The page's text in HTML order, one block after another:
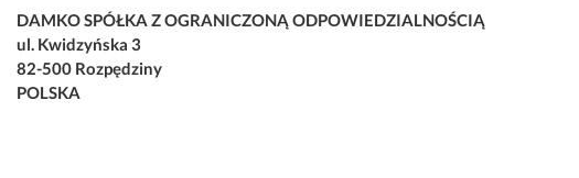
DAMKO SPÓŁKA Z OGRANICZONĄ ODPOWIEDZIALNOŚCIĄ
ul. Kwidzyńska 3
82-500 Rozpędziny
POLSKA